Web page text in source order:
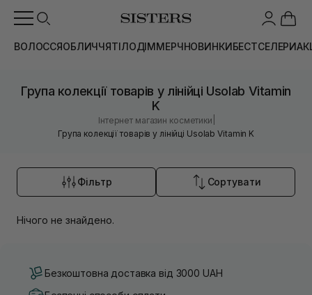
ВОЛОССЯОБЛИЧЧЯТІЛОДІММЕРЧНОВИНКИБЕСТСЕЛЕРИ
Група колекції товарів у лінійці Usolab Vitamin
K
Інтернет магазин косметики
Група колекції товарів у лінійці Usolab Vitamin K
Фільтр Сортувати
Нічого не знайдено.
Безкоштовна доставка від 3000 UAH